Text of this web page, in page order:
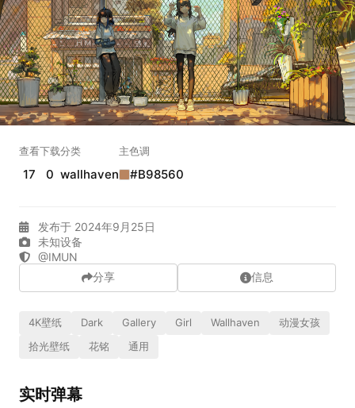
查看
17
下载
0
分类
wallhaven
主色调
#B98560
发布于 2024年9月25日
未知设备
@IMUN
分享 信息
4K壁纸 Dark Gallery Girl Wallhaven
动漫女孩
拾光壁纸
花铭 通用
实时弹幕
发布
未知设备
在主题许可下可免费使用
分享 信息
实时弹幕
弹幕会在下方多行滚动展示；匿名发送有数量和频率限制。
加载弹幕...
正在生成支付二维码...